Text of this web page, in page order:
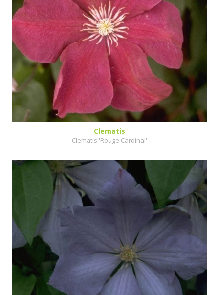
Clematis
Clematis 'Rouge Cardinal'